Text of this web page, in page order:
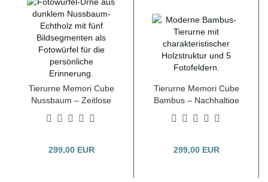
Tierurne Memori Cube
Nussbaum – Zeitlose
Persönliches
299,00 EUR
Tierurne Memori Cube
Bambus – Nachhaltige
natürlichem Design
299,00 EUR